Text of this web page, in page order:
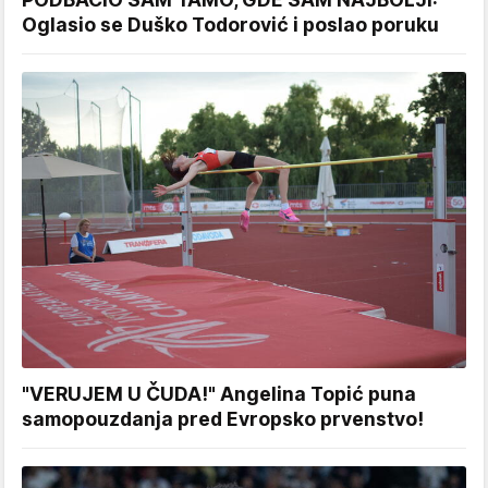
Oglasio se Duško Todorović i poslao poruku
"VERUJEM U ČUDA!" Angelina Topić puna
samopouzdanja pred Evropsko prvenstvo!